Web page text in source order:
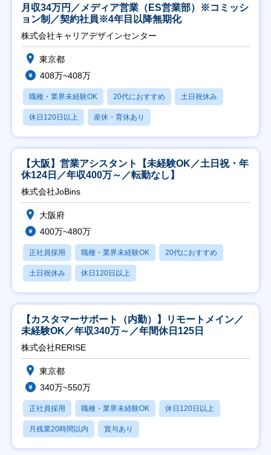
月収34万円／メディア営業（ES営業部）※コミッシ
ョン制／契約社員※4年目以降無期化
株式会社キャリアデザインセンター
東京都
408万~408万
職種・業界未経験OK 20代におすすめ 土日祝休み
休日120日以上 産休・育休あり
【大阪】営業アシスタント【未経験OK／土日祝・年
休124日／年収400万～／転勤なし】
株式会社JoBins
大阪府
400万~480万
正社員採用 職種・業界未経験OK 20代におすすめ
土日祝休み 休日120日以上
【カスタマーサポート（内勤）】リモートメイン／
未経験OK／年収340万～／年間休日125日
株式会社RERISE
東京都
340万~550万
正社員採用 職種・業界未経験OK 休日120日以上
月残業20時間以内 賞与あり